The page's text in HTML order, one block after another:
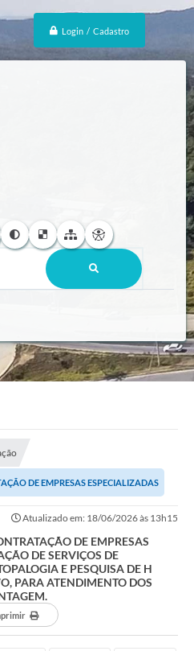
Login / Cadastro
DE EMPRESAS ESPECIALIZADAS
PATOLÓGICA,...
Atualizado em: 18/06/2026 às 13h15
DE EMPRESAS
DE SERVIÇOS DE
E PESQUISA DE H
PARA ATENDIMENTO DOS